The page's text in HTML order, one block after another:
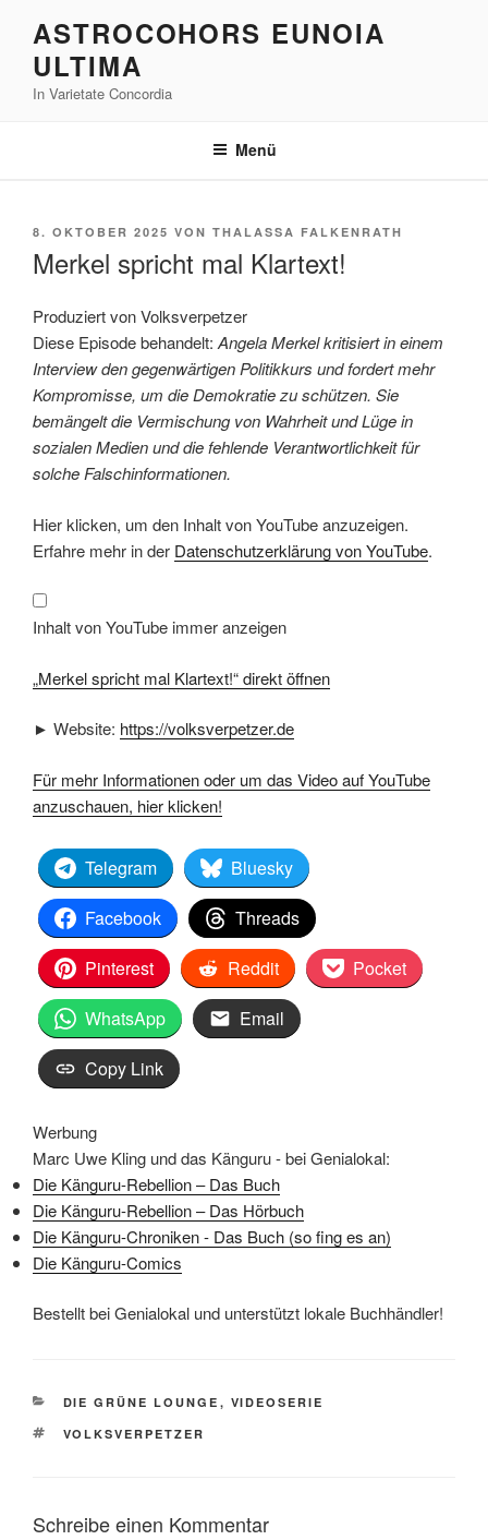
Inhalt
springen
ASTROCOHORS EUNOIA
ULTIMA
In Varietate Concordia
Menü
VERÖFFENTLICHT
8. OKTOBER 2025 VON THALASSA FALKENRATH
Merkel spricht mal Klartext!
Produziert von Volksverpetzer
Diese Episode behandelt:Angela Merkel kritisiert in einem
Interview den gegenwärtigen Politikkurs und fordert mehr
Kompromisse, um die Demokratie zu schützen. Sie
bemängelt die Vermischung von Wahrheit und Lüge in
sozialen Medien und die fehlende Verantwortlichkeit für
solche Falschinformationen.
„Merkel
spricht
mal
Klartext!“
YouTube
anzeigen
Hier klicken, um den Inhalt von YouTube anzuzeigen.
Erfahre mehr in der Datenschutzerklärung von YouTube.
Inhalt von YouTube immer anzeigen
„Merkel spricht mal Klartext!“ direkt öffnen
► Website: https://volksverpetzer.de
Für mehr Informationen oder um das Video auf YouTube
anzuschauen, hier klicken!
Telegram
Bluesky
Facebook
Threads
Pinterest
Reddit
Pocket
WhatsApp
Email
Copy Link
Werbung
Marc Uwe Kling und das Känguru - bei Genialokal:
Die Känguru-Rebellion – Das Buch
Die Känguru-Rebellion – Das Hörbuch
Die Känguru-Chroniken - Das Buch (so fing es an)
Die Känguru-Comics
Bestellt bei Genialokal und unterstützt lokale Buchhändler!
KATEGORIEN
DIE GRÜNE LOUNGE , VIDEOSERIE
SCHLAGWÖRTER
VOLKSVERPETZER
Schreibe einen Kommentar